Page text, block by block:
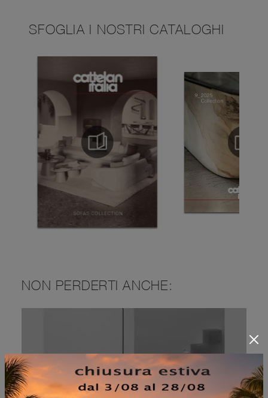
SFOGLIA I NOSTRI CATALOGHI
NON PERDERTI ANCHE:
MENSOLA TREA